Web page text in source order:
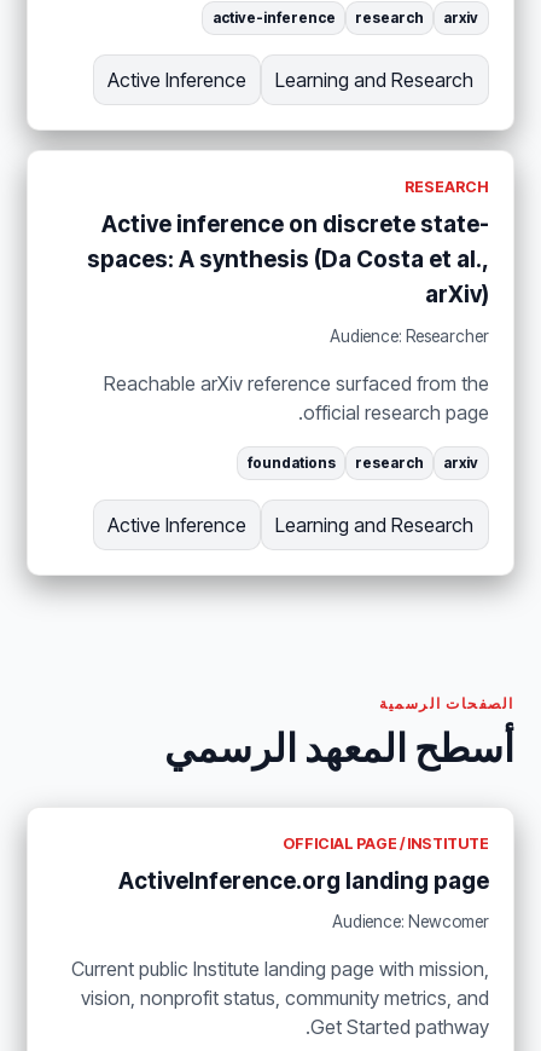
arxiv
research
active-inference
Learning and Research
Active Inference
RESEARCH
Active inference on discrete state-
spaces: A synthesis (Da Costa et al.,
arXiv)
Audience: Researcher
Reachable arXiv reference surfaced from the
official research page.
arxiv
research
foundations
Learning and Research
Active Inference
الصفحات الرسمية
أسطح المعهد الرسمي
OFFICIAL PAGE / INSTITUTE
ActiveInference.org landing page
Audience: Newcomer
Current public Institute landing page with mission,
vision, nonprofit status, community metrics, and
Get Started pathway.